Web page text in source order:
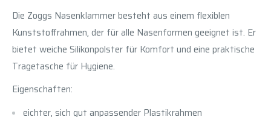
Die Zoggs Nasenklammer besteht aus einem flexiblen
Kunststoffrahmen, der für alle Nasenformen geeignet ist. Er
bietet weiche Silikonpolster für Komfort und eine praktische
Tragetasche für Hygiene.
Eigenschaften:
eichter, sich gut anpassender Plastikrahmen